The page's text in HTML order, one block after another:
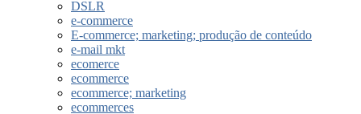
DSLR
e-commerce
E-commerce; marketing; produção de conteúdo
e-mail mkt
ecomerce
ecommerce
ecommerce; marketing
ecommerces